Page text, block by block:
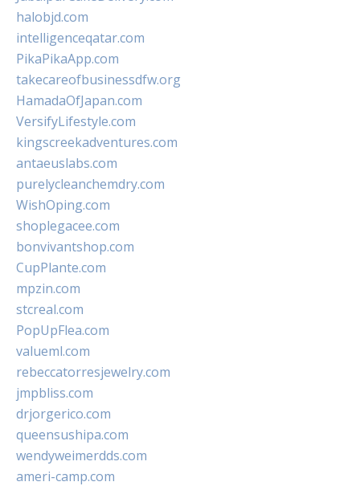
halobjd.com
intelligenceqatar.com
PikaPikaApp.com
takecareofbusinessdfw.org
HamadaOfJapan.com
VersifyLifestyle.com
kingscreekadventures.com
antaeuslabs.com
purelycleanchemdry.com
WishOping.com
shoplegacee.com
bonvivantshop.com
CupPlante.com
mpzin.com
stcreal.com
PopUpFlea.com
valueml.com
rebeccatorresjewelry.com
jmpbliss.com
drjorgerico.com
queensushipa.com
wendyweimerdds.com
ameri-camp.com